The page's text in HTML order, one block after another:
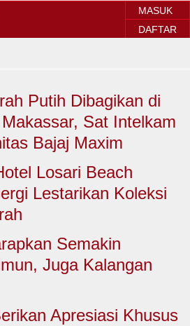
MASUK
DAFTAR
Sorot Makassar
Sorot Sulsel
Sorot Regional
Sorot Nasional
HUKUM & KRIMINAL
Putih Dibagikan di
Sat Intelkam
Bajaj Maxim
Losari Beach
Lestarikan Koleksi
Semakin
Juga Kalangan
Apresiasi Khusus